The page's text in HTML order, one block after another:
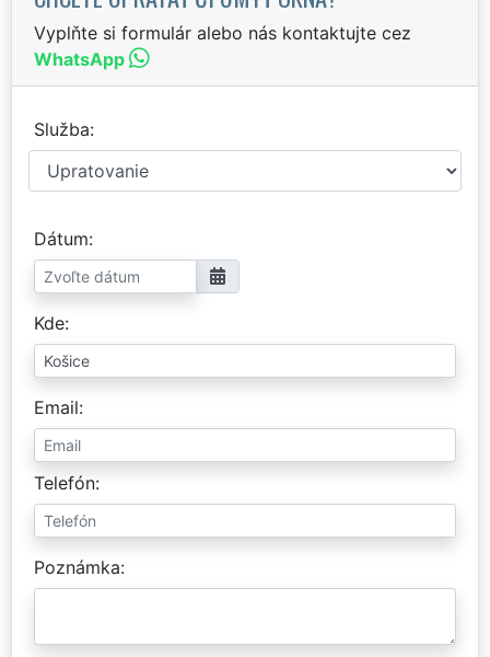
Vyplňte si formulár alebo nás kontaktujte cez
WhatsApp
Služba
Dátum
Kde
Email
Telefón
Poznámka